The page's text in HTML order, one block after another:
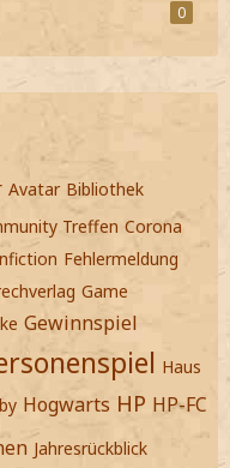
0
Avatar Bibliothek
Treffen Corona
Fehlermeldung
Game
Gewinnspiel
Haus
Hogwarts HP HP-FC
Jahresrückblick